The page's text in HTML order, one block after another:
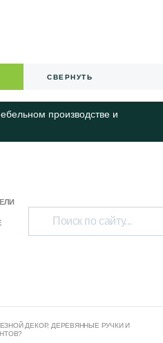
СВЕРНУТЬ
производстве и
ДЕКОР, ДЕРЕВЯННЫЕ РУЧКИ И